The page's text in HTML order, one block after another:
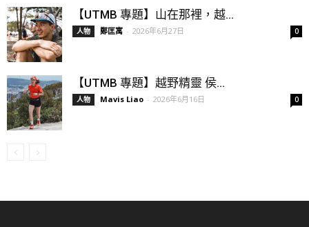
【UTMB 專題】山在那裡，越...
人物 鄭匡寓 - 2026年6月27日 0
【UTMB 專題】越野精靈 侯...
人物 Mavis Liao - 2026年6月16日 0